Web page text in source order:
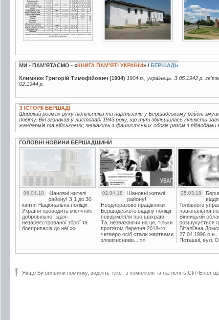
МИ - ПАМ’ЯТАЄМО - «КНИГА ПАМ’ЯТІ УКРАЇНИ» / БЕРШАДЬ
Климнюк Григорій Тимофійович (1904) 1904 р., українець. З 05.1942 р.
02.1944 р.
З ІСТОРІЇ БЕРШАДІ
Широкий розмах руху підпільників та партизанів у Бершадському районі
повіту. Він зазначав у листопаді 1943 року, що тут збільшилась кількість
жандармів та військових; зникають з фашистських обозів разом з підводами
ГОЛОВНІ НОВИНИ БЕРШАДЩИНИ
06.04.18
Шановні жителі
району! З 1 до 30
квітня Національна поліція
України проводить місячник
добровільної здачі
незареєстрованої зброї та
боєприпасів до неї.»»
02.04.18
Шановні жителі
району!
Неодноразово працівники
Бершадського відділу поліції
повідомляли про шахраїв.
Та, незважаючи на це, тільки
протягом березня 2018-го
четверо осіб стали жертвами
зловмисників....»»
25.03.18
Головного
національної
Вінницькій
розшукується
Віталіївна
27.04.1996 р.н.,
Поташні, вул.
Якщо Ви виявили помилку, виділіть текст з помилкою та натисніть Ctrl+Enter